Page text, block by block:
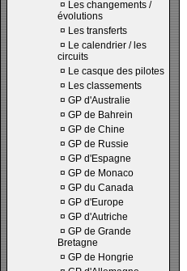
¤ Les changements /
évolutions
¤ Les transferts
¤ Le calendrier / les
circuits
¤ Le casque des pilotes
¤ Les classements
¤ GP d'Australie
¤ GP de Bahrein
¤ GP de Chine
¤ GP de Russie
¤ GP d'Espagne
¤ GP de Monaco
¤ GP du Canada
¤ GP d'Europe
¤ GP d'Autriche
¤ GP de Grande
Bretagne
¤ GP de Hongrie